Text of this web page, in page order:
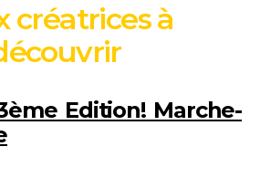
créatrices à
Edition! Marche-